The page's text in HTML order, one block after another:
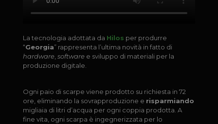
La tecnologia adottata da Hilos per produrre
“Georgia” rappresenta l’ultima novità in fatto di
hardware,softwaree sviluppo di materiali per la
produzione digitale.
Ogni paio di scarpe viene prodotto su richiesta in 72
ore, eliminando la sovrapproduzione e risparmiando
migliaia di litri d’acqua per ogni coppia prodotta. A
fine vita, ogni scarpa è ingegnerizzata per lo